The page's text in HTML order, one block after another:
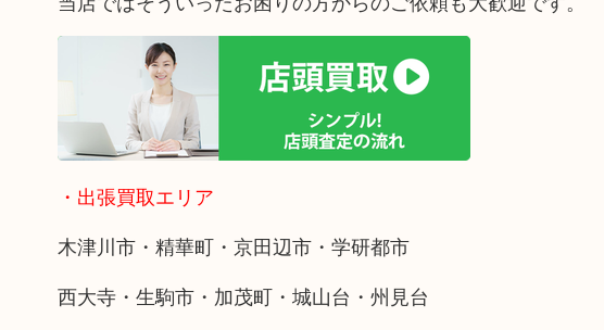
・出張買取エリア
木津川市・精華町・京田辺市・学研都市
西大寺・生駒市・加茂町・城山台・州見台